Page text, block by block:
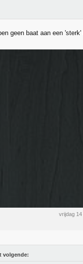
geen baat aan een 'sterk'
vrijdag
volgende: